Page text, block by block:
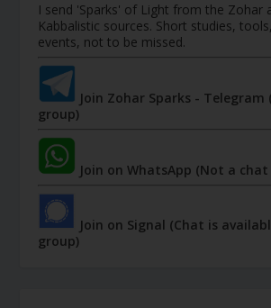
I send 'Sparks' of Light from the Zohar
Kabbalistic sources. Short studies,
events, not to be missed.
Join Zohar Sparks -
group)
Join on WhatsApp (Not a
Join on Signal (Chat is
group)